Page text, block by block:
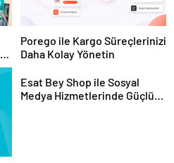
Porego ile Kargo Süreçlerinizi
Daha Kolay Yönetin
Esat Bey Shop ile Sosyal
Medya Hizmetlerinde Güçlü